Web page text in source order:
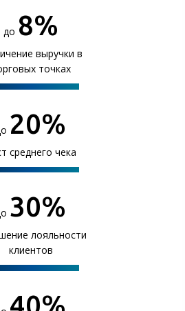
до 8%
выручки в
точках
20%
среднего чека
30%
лояльности
клиентов